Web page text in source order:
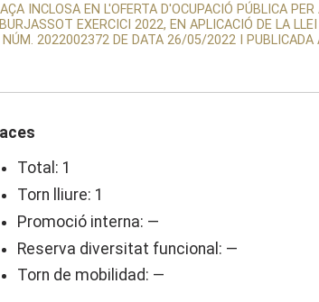
INCLOSA EN L'OFERTA D'OCUPACIÓ PÚBLICA
BURJASSOT EXERCICI 2022, EN APLICACIÓ DE LA
NÚM. 2022002372 DE DATA 26/05/2022 I
Total: 1
Torn lliure: 1
Promoció interna: —
Reserva diversitat funcional: —
Torn de mobilidad: —